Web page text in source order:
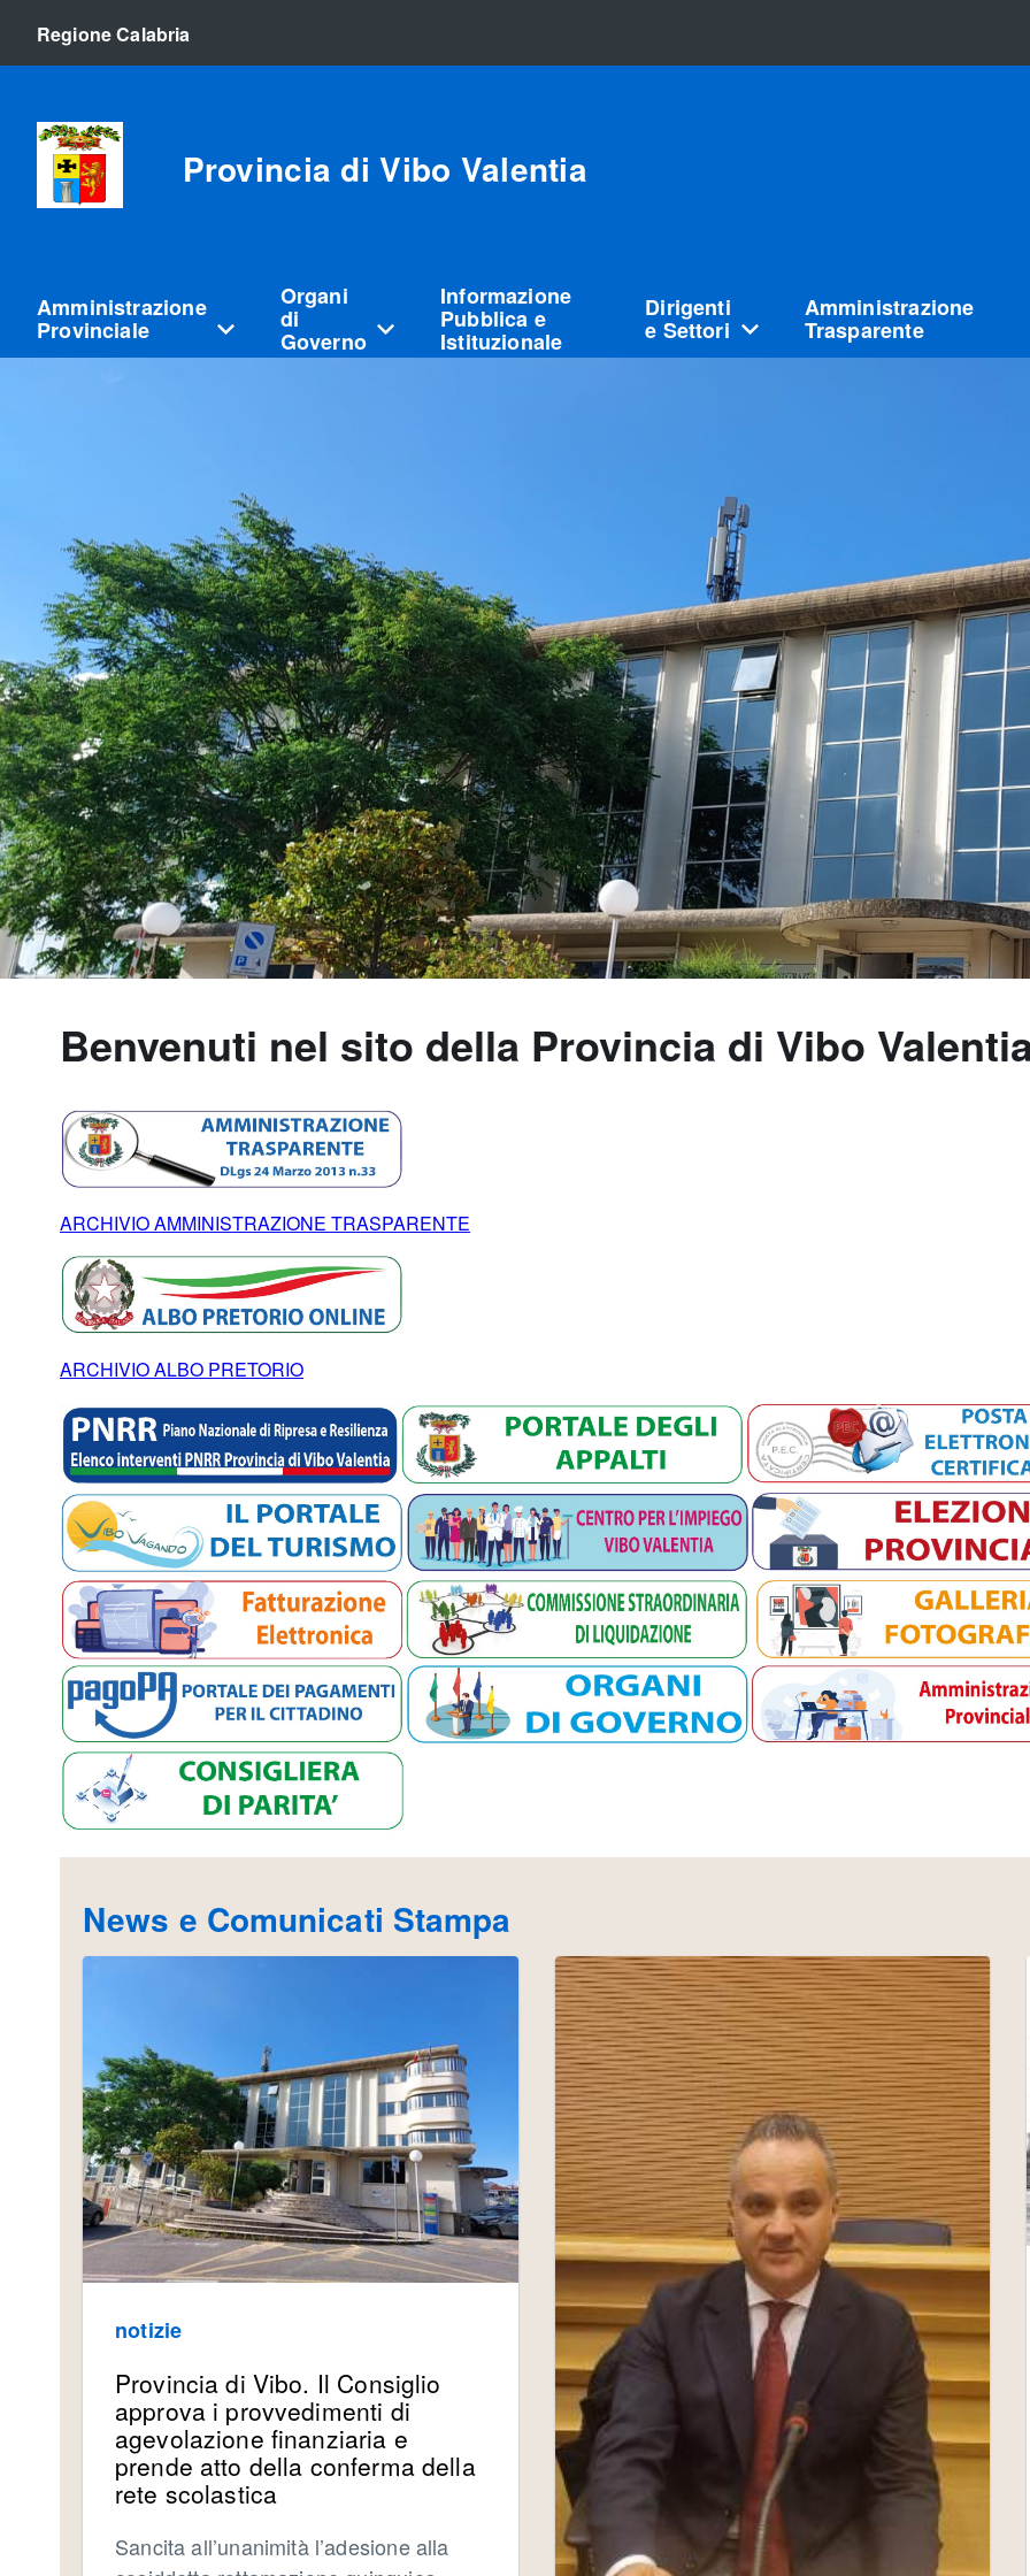
Regione Calabria
Provincia di Vibo Valentia
Amministrazione
Provinciale
Organi
di
Governo
Informazione
Pubblica e
Istituzionale
Dirigenti
e Settori
Amministrazione
Trasparente
Benvenuti nel sito della Provincia di Vibo
ARCHIVIO AMMINISTRAZIONE TRASPARENTE
ARCHIVIO ALBO PRETORIO
News e Comunicati Stampa
notizie
Provincia di Vibo. Il Consiglio
approva i provvedimenti di
agevolazione finanziaria e
prende atto della conferma della
rete scolastica
Sancita all’unanimità l’adesione alla